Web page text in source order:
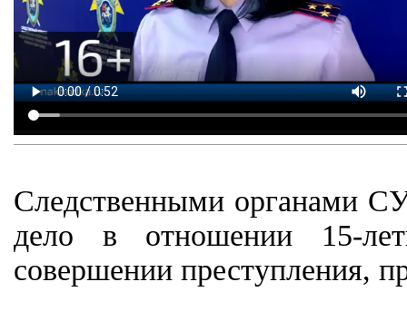
Следственными органами
дело в отношении 15-
совершении преступления,